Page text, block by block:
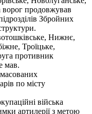
продовжував
Збройних
Нижнє,
Троїцьке,
противник
мав.
масованих
по місту
війська
артилерії з метою